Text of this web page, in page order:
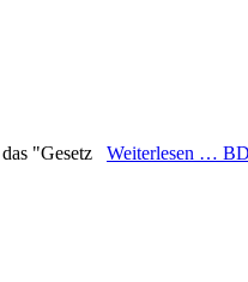
"Gesetz Weiterlesen …